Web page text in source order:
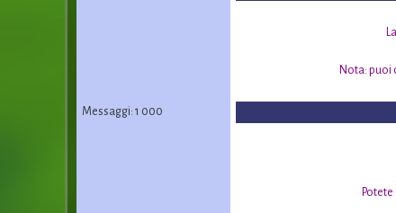
Messaggi: 1 000
Nota: puoi